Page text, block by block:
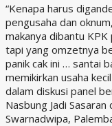
“Kenapa harus
pengusaha dan
makanya dibantu
tapi yang omzetnya
panik cak ini … santai
memikirkan usaha
dalam diskusi panel
Nasbung Jadi
Swarnadwipa,